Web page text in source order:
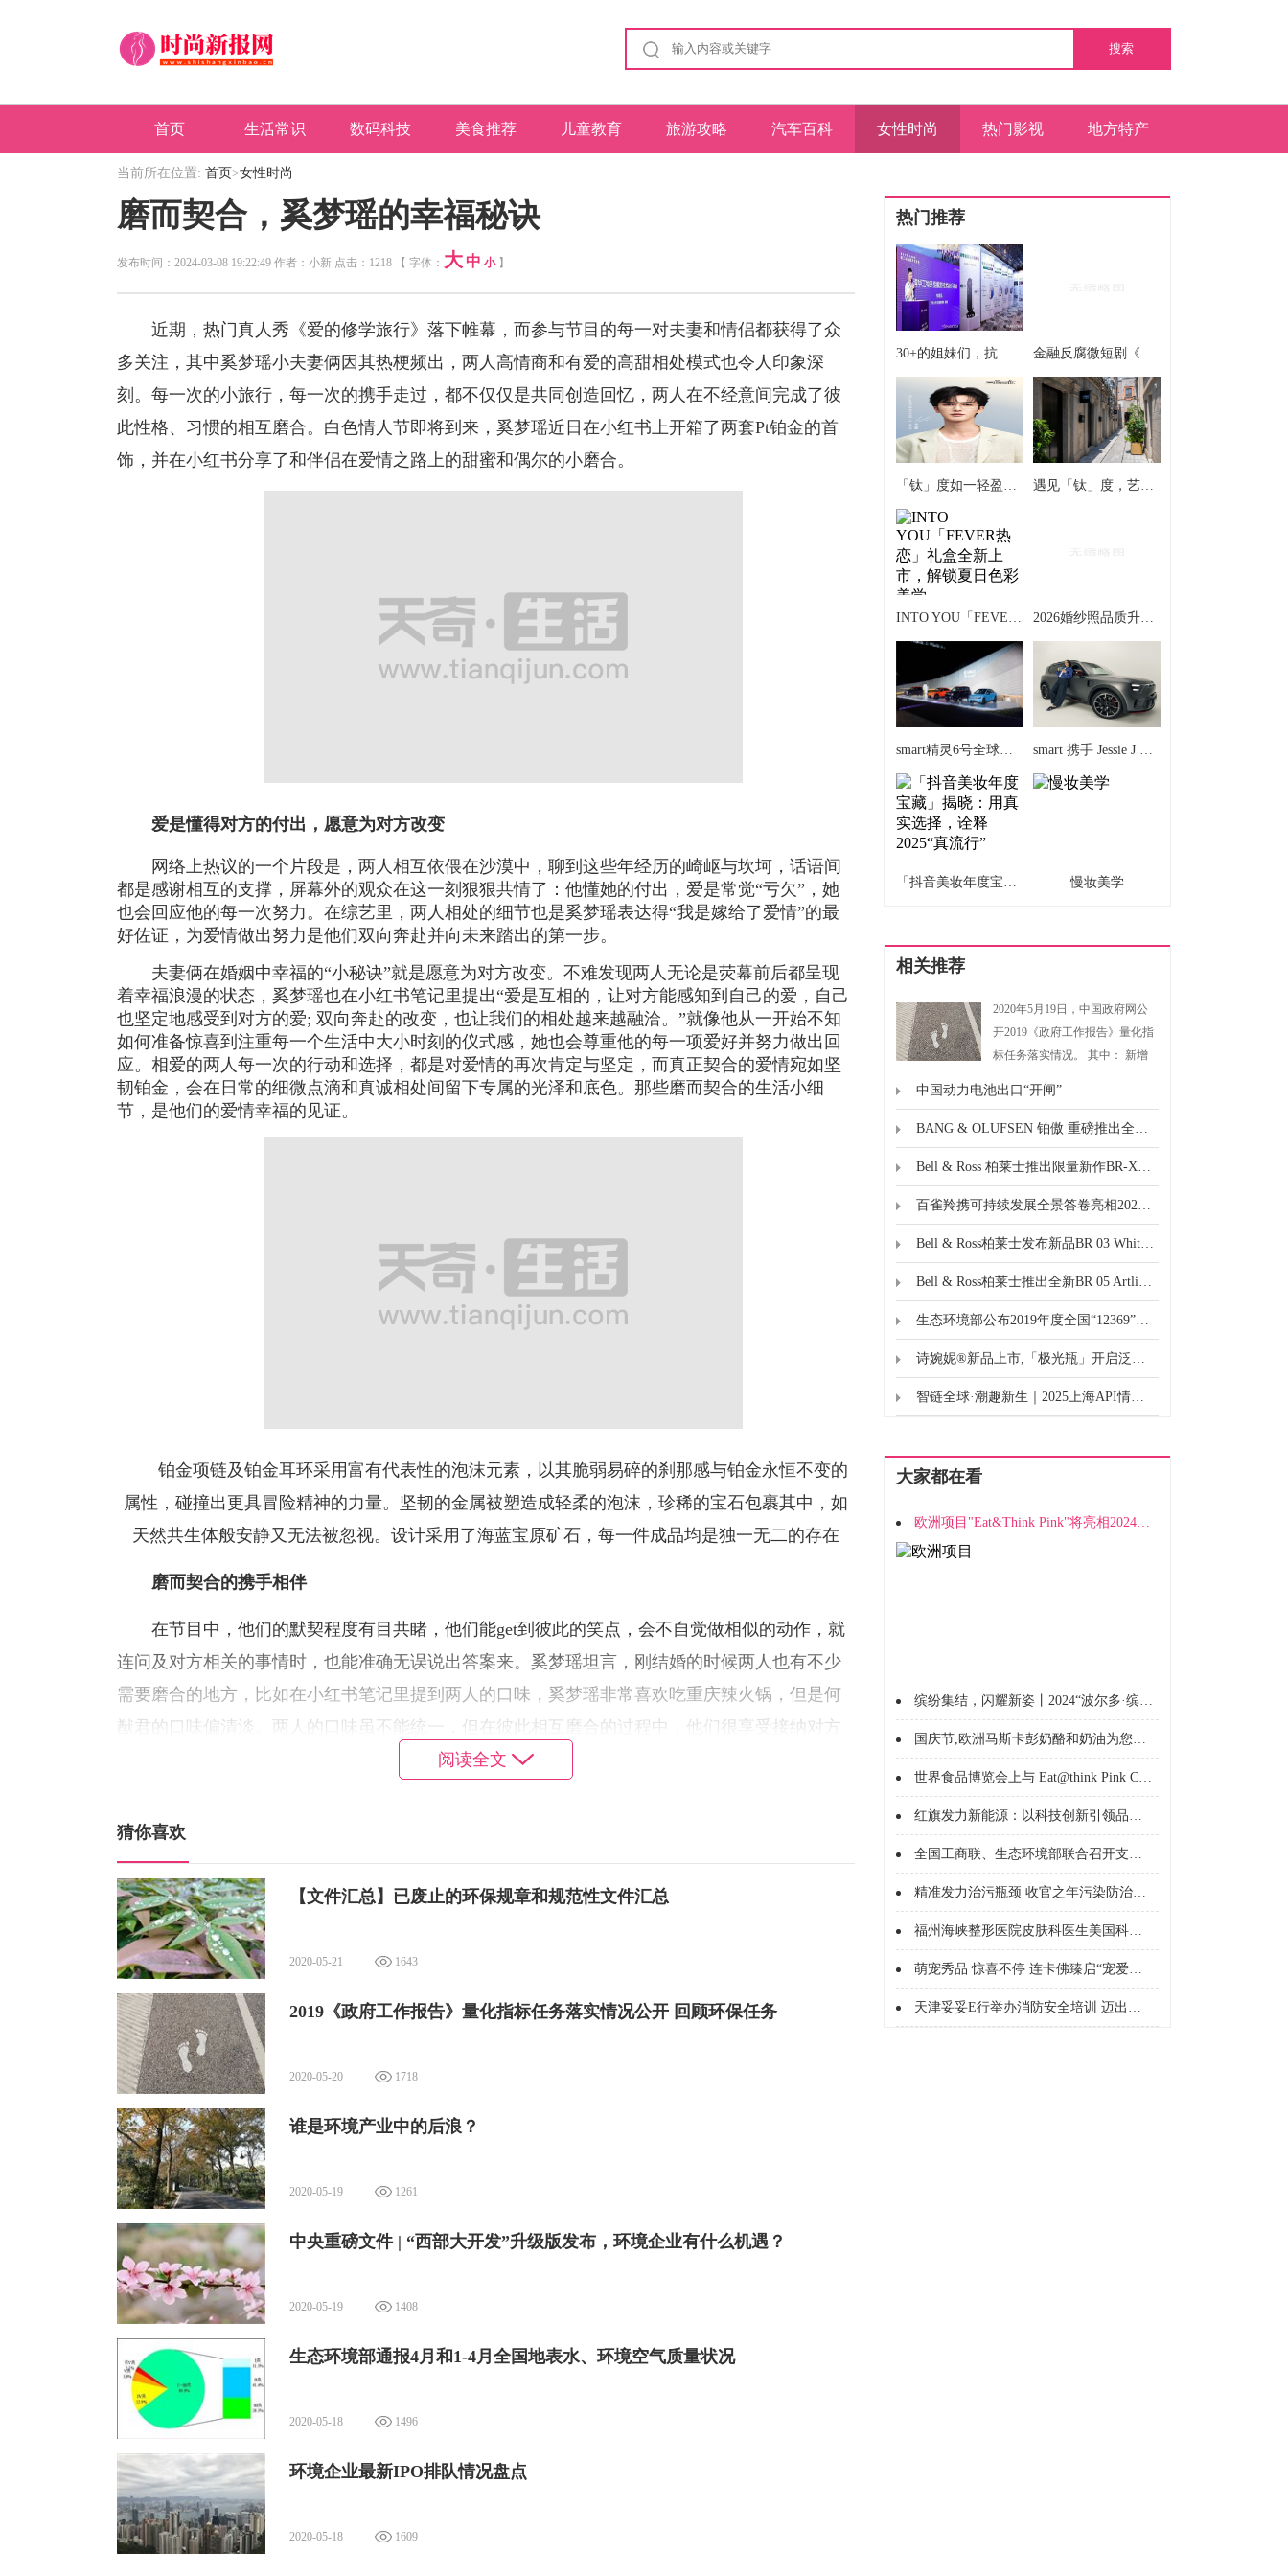
搜索
首页 生活常识 数码科技 美食推荐 儿童教育 旅游攻略 汽车百科 女性时尚 热门影视 地方特产
当前所在位置: 首页>女性时尚
磨而契合，奚梦瑶的幸福秘诀
发布时间：2024-03-08 19:22:49 作者：小新 点击：1218 【 字体： 大 中 小】
近期，热门真人秀《爱的修学旅行》落下帷幕，而参与节目的每一对夫妻和情侣都获得了众
多关注，其中奚梦瑶小夫妻俩因其热梗频出，两人高情商和有爱的高甜相处模式也令人印象深
刻。每一次的小旅行，每一次的携手走过，都不仅仅是共同创造回忆，两人在不经意间完成了彼
此性格、习惯的相互磨合。白色情人节即将到来，奚梦瑶近日在小红书上开箱了两套Pt铂金的首
饰，并在小红书分享了和伴侣在爱情之路上的甜蜜和偶尔的小磨合。
爱是懂得对方的付出，愿意为对方改变
网络上热议的一个片段是，两人相互依偎在沙漠中，聊到这些年经历的崎岖与坎坷，话语间
都是感谢相互的支撑，屏幕外的观众在这一刻狠狠共情了：他懂她的付出，爱是常觉“亏欠”，她
也会回应他的每一次努力。在综艺里，两人相处的细节也是奚梦瑶表达得“我是嫁给了爱情”的最
好佐证，为爱情做出努力是他们双向奔赴并向未来踏出的第一步。
夫妻俩在婚姻中幸福的“小秘诀”就是愿意为对方改变。不难发现两人无论是荧幕前后都呈现
着幸福浪漫的状态，奚梦瑶也在小红书笔记里提出“爱是互相的，让对方能感知到自己的爱，自己
也坚定地感受到对方的爱; 双向奔赴的改变，也让我们的相处越来越融洽。”就像他从一开始不知
如何准备惊喜到注重每一个生活中大小时刻的仪式感，她也会尊重他的每一项爱好并努力做出回
应。相爱的两人每一次的行动和选择，都是对爱情的再次肯定与坚定，而真正契合的爱情宛如坚
韧铂金，会在日常的细微点滴和真诚相处间留下专属的光泽和底色。那些磨而契合的生活小细
节，是他们的爱情幸福的见证。
铂金项链及铂金耳环采用富有代表性的泡沫元素，以其脆弱易碎的刹那感与铂金永恒不变的
属性，碰撞出更具冒险精神的力量。坚韧的金属被塑造成轻柔的泡沫，珍稀的宝石包裹其中，如
天然共生体般安静又无法被忽视。设计采用了海蓝宝原矿石，每一件成品均是独一无二的存在
磨而契合的携手相伴
在节目中，他们的默契程度有目共睹，他们能get到彼此的笑点，会不自觉做相似的动作，就
连问及对方相关的事情时，也能准确无误说出答案来。奚梦瑶坦言，刚结婚的时候两人也有不少
需要磨合的地方，比如在小红书笔记里提到两人的口味，奚梦瑶非常喜欢吃重庆辣火锅，但是何
猷君的口味偏清淡。两人的口味虽不能统一，但在彼此相互磨合的过程中，他们很享受接纳对方
的喜好，一起体验和分享“鸳鸯锅的乐趣”。 爱情中互为底气的信念并非偶然，在他们看来，长久
以彝族漆器为设计灵感，借鉴了彝族时期的简约几何花纹图案。在这种古老的图腾中，我们
看到了女性的刚柔并济，坚韧而不失温柔的特性。非常符合当下流行的静奢风格的优雅与高级
阅读全文
猜你喜欢
【文件汇总】已废止的环保规章和规范性文件汇总
2020-05-21 1643
2019《政府工作报告》量化指标任务落实情况公开 回顾环保任务
2020-05-20 1718
谁是环境产业中的后浪？
2020-05-19 1261
中央重磅文件 | “西部大开发”升级版发布，环境企业有什么机遇？
2020-05-19 1408
生态环境部通报4月和1-4月全国地表水、环境空气质量状况
2020-05-18 1496
环境企业最新IPO排队情况盘点
2020-05-18 1609
热门推荐
30+的姐妹们，抗衰这条路上谁还没踩过几个坑？ 金融反腐微短剧《K线成长记》第八集
「钛」度如一轻盈演绎 Silhouette诗乐眼镜官宣朱正廷成为全球品牌「钛」度大使 遇见「钛」度，艺「镜」共生 —— Silhouette诗乐眼镜「钛」度限时体验空间轻盈启境
INTO YOU「FEVER热恋」礼盒全新上市，解锁夏日色彩美学 2026婚纱照品质升级：告白摄影以法式优势登顶，两大品牌协同发力
smart精灵6号全球首次亮相 重塑豪华掀背轿车新标杆 ​smart 携手 Jessie J 开启“Change of Perspectives”全球品牌战役
「抖音美妆年度宝藏」揭晓：用真实选择，诠释2025“真流行” 慢妆美学
相关推荐
2020年5月19日，中国政府网公
开2019《政府工作报告》量化指
标任务落实情况。 其中： 新增
水安全巩固提升工程建设投资
55...
中国动力电池出口“开闸”
BANG & OLUFSEN 铂傲 重磅推出全新旗舰款耳机 BEOPLAY H100
Bell & Ross 柏莱士推出限量新作BR-X3 Night Vision夜光飞行腕表
百雀羚携可持续发展全景答卷亮相2025 CAME
Bell & Ross柏莱士发布新品BR 03 White Steel & Gold
Bell & Ross柏莱士推出全新BR 05 Artline Steel & Gold表款
生态环境部公布2019年度全国“12369”环保举报情况
诗婉妮®新品上市,「极光瓶」开启泛黄肌新解法
智链全球·潮趣新生｜2025上海API情趣生活展盛大启幕
大家都在看
欧洲项目"Eat&Think Pink"将亮相2024深圳西雅展览
缤纷集结，闪耀新姿丨2024“波尔多·缤纷100评选”酒单正式揭晓
国庆节,欧洲马斯卡彭奶酪和奶油为您的餐桌带来点睛之笔!
世界食品博览会上与 Eat@think Pink China 享味欧洲
红旗发力新能源：以科技创新引领品牌升级
全国工商联、生态环境部联合召开支持服务民营企业绿色发展座谈会
精准发力治污瓶颈 收官之年污染防治攻坚方向确定
福州海峡整形医院皮肤科医生美国科医人激光公司临床培训医师王翱翔
萌宠秀品 惊喜不停 连卡佛臻启“宠爱计划”
天津妥妥E行举办消防安全培训 迈出服务质量与安全保障坚实一步